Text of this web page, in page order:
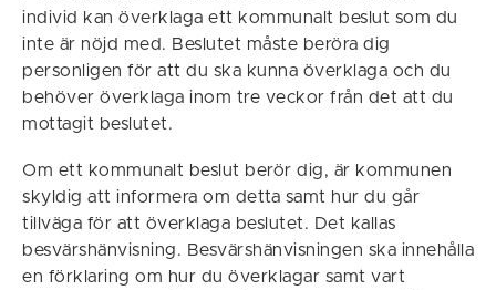
individ kan överklaga ett kommunalt beslut som du
inte är nöjd med. Beslutet måste beröra dig
personligen för att du ska kunna överklaga och du
behöver överklaga inom tre veckor från det att du
mottagit beslutet.
Om ett kommunalt beslut berör dig, är kommunen
skyldig att informera om detta samt hur du går
tillväga för att överklaga beslutet. Det kallas
besvärshänvisning. Besvärshänvisningen ska innehålla
en förklaring om hur du överklagar samt vart